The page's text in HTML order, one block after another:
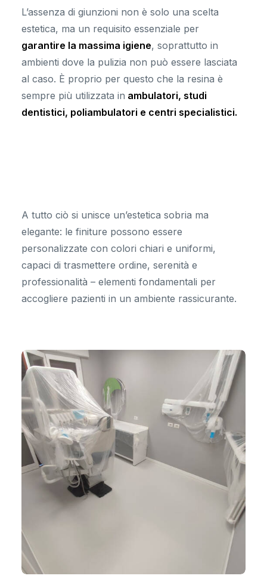
L’assenza di giunzioni non è solo una scelta
estetica, ma un requisito essenziale per
garantire la massima igiene, soprattutto in
ambienti dove la pulizia non può essere lasciata
al caso. È proprio per questo che la resina è
sempre più utilizzata in ambulatori, studi
dentistici, poliambulatori e centri specialistici.
A tutto ciò si unisce un’estetica sobria ma
elegante: le finiture possono essere
personalizzate con colori chiari e uniformi,
capaci di trasmettere ordine, serenità e
professionalità – elementi fondamentali per
accogliere pazienti in un ambiente rassicurante.